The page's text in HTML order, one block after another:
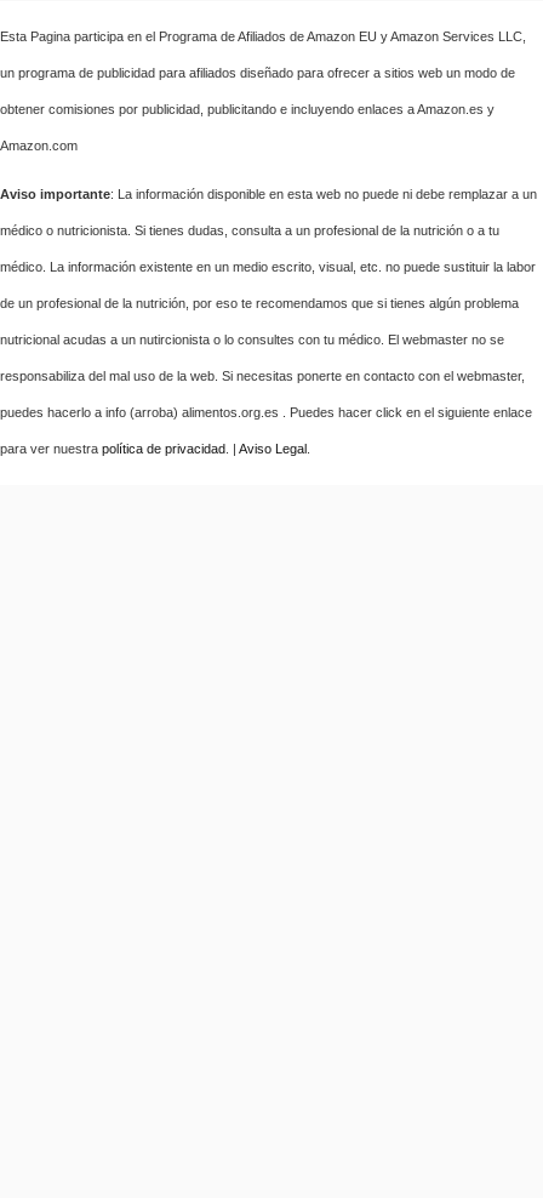
Esta Pagina participa en el Programa de Afiliados de Amazon EU y Amazon Services LLC,
un programa de publicidad para afiliados diseñado para ofrecer a sitios web un modo de
obtener comisiones por publicidad, publicitando e incluyendo enlaces a Amazon.es y
Amazon.com
Aviso importante: La información disponible en esta web no puede ni debe remplazar a un
médico o nutricionista. Si tienes dudas, consulta a un profesional de la nutrición o a tu
médico. La información existente en un medio escrito, visual, etc. no puede sustituir la labor
de un profesional de la nutrición, por eso te recomendamos que si tienes algún problema
nutricional acudas a un nutircionista o lo consultes con tu médico. El webmaster no se
responsabiliza del mal uso de la web. Si necesitas ponerte en contacto con el webmaster,
puedes hacerlo a info (arroba) alimentos.org.es . Puedes hacer click en el siguiente enlace
para ver nuestra política de privacidad . | Aviso Legal